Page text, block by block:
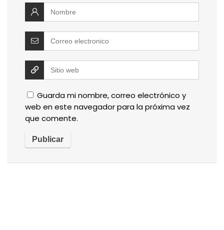
Guarda mi nombre, correo electrónico y
web en este navegador para la próxima vez
que comente.